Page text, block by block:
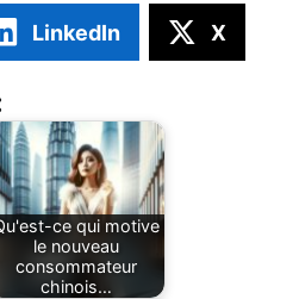
LinkedIn X
ce qui motive
le nouveau
consommateur
chinois…